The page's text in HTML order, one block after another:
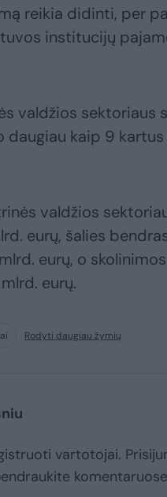
reikia didinti, per
institucijų
valdžios sektoriaus
daugiau kaip 9
valdžios
eurų, šalies
eurų, o
eurų.
Rodyti daugiau žymių
vartotojai.